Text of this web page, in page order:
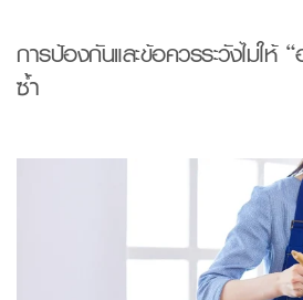
การป้องกันและข้อควรระวังไม่ให้ “
ซ้ำ